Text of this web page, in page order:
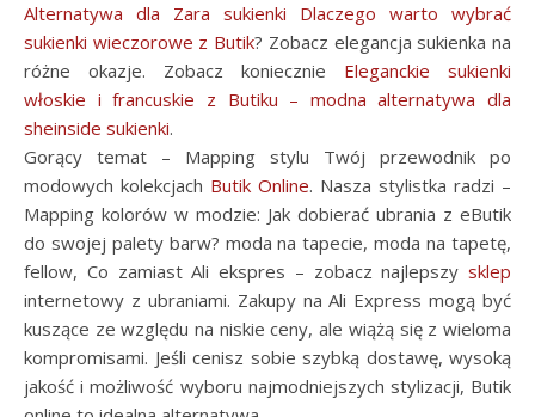
Alternatywa dla Zara sukienki Dlaczego warto wybrać
sukienki wieczorowe z Butik? Zobacz elegancja sukienka na
różne okazje. Zobacz koniecznie Eleganckie sukienki
włoskie i francuskie z Butiku – modna alternatywa dla
sheinside sukienki.
Gorący temat – Mapping stylu Twój przewodnik po
modowych kolekcjach Butik Online. Nasza stylistka radzi –
Mapping kolorów w modzie: Jak dobierać ubrania z eButik
do swojej palety barw? moda na tapecie, moda na tapetę,
fellow, Co zamiast Ali ekspres – zobacz najlepszy sklep
internetowy z ubraniami. Zakupy na Ali Express mogą być
kuszące ze względu na niskie ceny, ale wiążą się z wieloma
kompromisami. Jeśli cenisz sobie szybką dostawę, wysoką
jakość i możliwość wyboru najmodniejszych stylizacji, Butik